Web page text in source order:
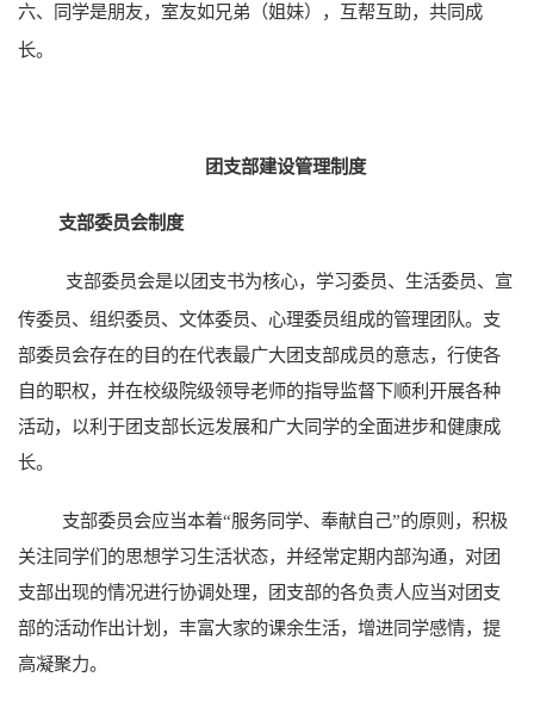
六、
同学是朋友，室友如兄弟（姐妹），互帮互助，共同成
长。
团支部建设管理制度
支部委员会制度
支部委员会是以团支书为核心，学习委员、生活委员、宣
传委员、组织委员、文体委员、心理委员组成的管理团队。支
部委员会存在的目的在代表最广大团支部成员的意志，行使各
自的职权，并在校级院级领导老师的指导监督下顺利开展各种
活动，以利于团支部长远发展和广大同学的全面进步和健康成
长。
支部委员会应当本着“服务同学、奉献自己”的原则，积极
关注同学们的思想学习生活状态，并经常定期内部沟通，对团
支部出现的情况进行协调处理，团支部的各负责人应当对团支
部的活动作出计划，丰富大家的课余生活，增进同学感情，提
高凝聚力。